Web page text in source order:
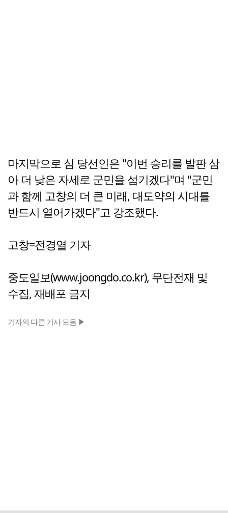
마지막으로 심 당선인은 "이번 승리를 발판 삼
아 더 낮은 자세로 군민을 섬기겠다"며 "군민
과 함께 고창의 더 큰 미래, 대도약의 시대를
반드시 열어가겠다"고 강조했다.
고창=전경열 기자
중도일보(www.joongdo.co.kr), 무단전재 및
수집, 재배포 금지
기자의 다른 기사 모음 ▶